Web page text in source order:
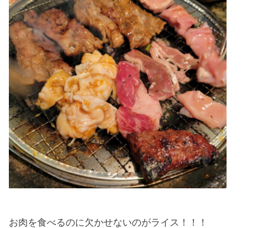
お肉を食べるのに欠かせないのがライス！！！